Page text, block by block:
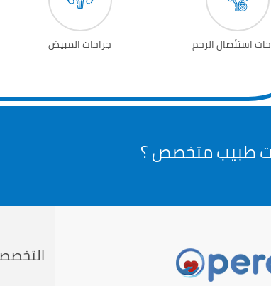
استئصال الرحم جراحات المبيض
طبيب متخصص ؟